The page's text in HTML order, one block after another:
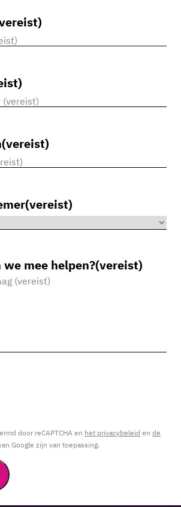
(vereist)
(vereist)
mee helpen?(vereist)
door reCAPTCHA en het privacybeleid en de
Google zijn van toepassing.